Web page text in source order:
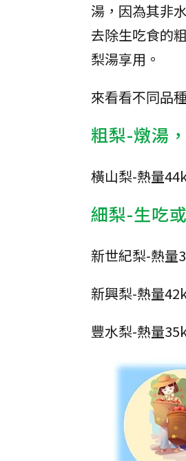
湯，因為其非
去除生吃食的
梨湯享用。
來看看不同品
粗梨-燉湯
橫山梨-熱量
細梨-生吃
新世紀梨-熱量
新興梨-熱量
豐水梨-熱量